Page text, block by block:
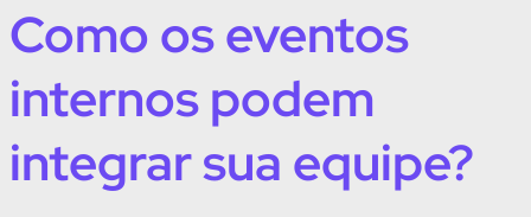
Como os eventos
internos podem
integrar sua equipe?